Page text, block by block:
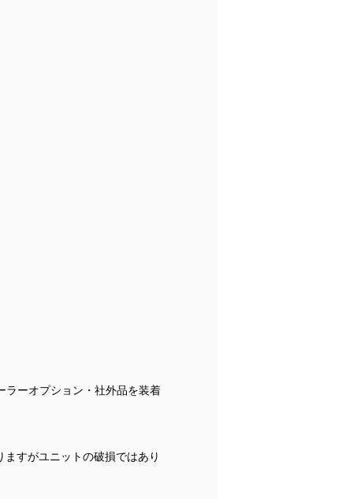
ーオプション・社外品を装着
すがユニットの破損ではあり